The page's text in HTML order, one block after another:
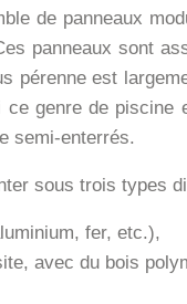
de panneaux
panneaux sont
est
genre de
semi-enterrés.
sous trois types
fer, etc.),
avec du bois